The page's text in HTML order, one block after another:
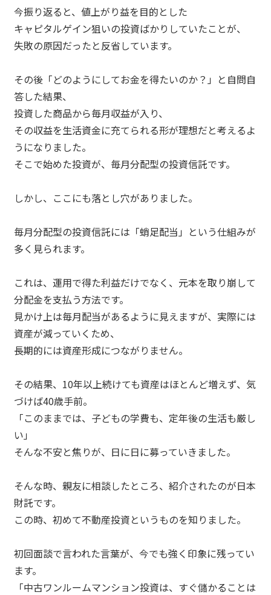
今振り返ると、値上がり益を目的とした
キャピタルゲイン狙いの投資ばかりしていたことが、
失敗の原因だったと反省しています。
その後「どのようにしてお金を得たいのか？」と自問自
答した結果、
投資した商品から毎月収益が入り、
その収益を生活資金に充てられる形が理想だと考えるよ
うになりました。
そこで始めた投資が、毎月分配型の投資信託です。
しかし、ここにも落とし穴がありました。
毎月分配型の投資信託には「蛸足配当」という仕組みが
多く見られます。
これは、運用で得た利益だけでなく、元本を取り崩して
分配金を支払う方法です。
見かけ上は毎月配当があるように見えますが、実際には
資産が減っていくため、
長期的には資産形成につながりません。
その結果、10年以上続けても資産はほとんど増えず、気
づけば40歳手前。
「このままでは、子どもの学費も、定年後の生活も厳し
い」
そんな不安と焦りが、日に日に募っていきました。
そんな時、親友に相談したところ、紹介されたのが日本
財託です。
この時、初めて不動産投資というものを知りました。
初回面談で言われた言葉が、今でも強く印象に残ってい
ます。
「中古ワンルームマンション投資は、すぐ儲かることは